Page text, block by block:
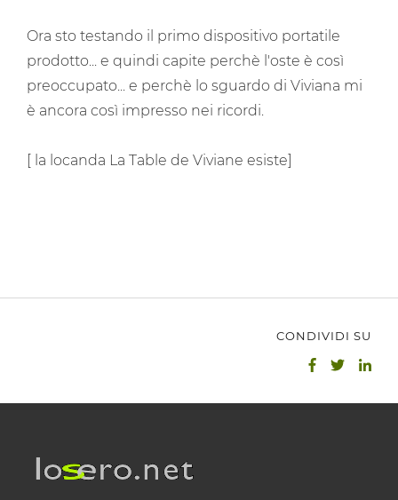
Ora sto testando il primo dispositivo portatile
prodotto... e quindi capite perchè l'oste è così
preoccupato... e perchè lo sguardo di Viviana mi
è ancora così impresso nei ricordi.
[ la locanda La Table de Viviane esiste]
CONDIVIDI SU